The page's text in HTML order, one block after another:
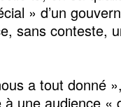
» d’un
sans conteste,
a tout donné
à une audience «